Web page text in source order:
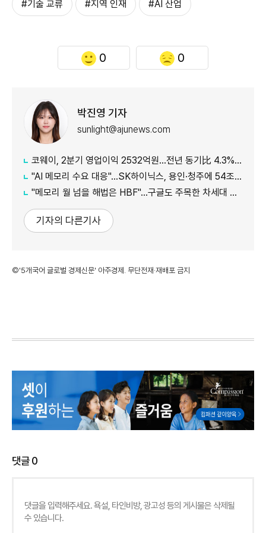
#기술 교류 #지역 인재 #AI 산업
0 0
박진영 기자
sunlight@ajunews.com
코웨이, 2분기 영업이익 2532억원…전년 동기比 4.3% 증가
"AI 메모리 수요 대응"…SK하이닉스, 용인·청주에 54조원 투자
"메모리 월 넘을 해법은 HBF"…구글도 주목한 차세대 AI 메모리
기자의 다른기사
©'5개국어 글로벌 경제신문' 아주경제. 무단전재·재배포 금지
댓글0